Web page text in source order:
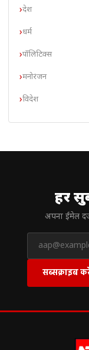
देश
धर्म
पॉलिटिक्स
मनोरंजन
विदेश
हर
अपना ईमेल
सब्सक्राइब